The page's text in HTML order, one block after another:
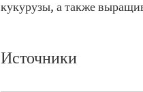
кукурузы, а также
Источники